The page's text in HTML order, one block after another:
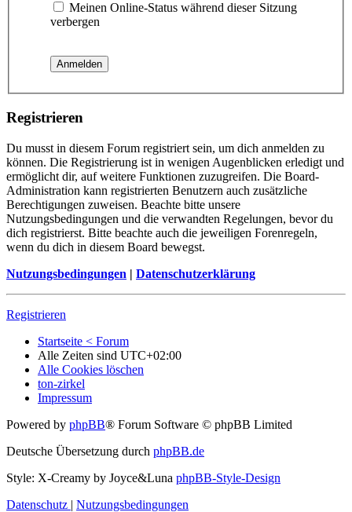
Meinen Online-Status während dieser Sitzung
verbergen
Registrieren
Du musst in diesem Forum registriert sein, um dich anmelden zu
können. Die Registrierung ist in wenigen Augenblicken erledigt und
ermöglicht dir, auf weitere Funktionen zuzugreifen. Die Board-
Administration kann registrierten Benutzern auch zusätzliche
Berechtigungen zuweisen. Beachte bitte unsere
Nutzungsbedingungen und die verwandten Regelungen, bevor du
dich registrierst. Bitte beachte auch die jeweiligen Forenregeln,
wenn du dich in diesem Board bewegst.
Nutzungsbedingungen | Datenschutzerklärung
Registrieren
Startseite < Forum
Alle Zeiten sind UTC+02:00
Alle Cookies löschen
ton-zirkel
Impressum
Powered by phpBB® Forum Software © phpBB Limited
Deutsche Übersetzung durch phpBB.de
Style: X-Creamy by Joyce&Luna phpBB-Style-Design
Datenschutz | Nutzungsbedingungen